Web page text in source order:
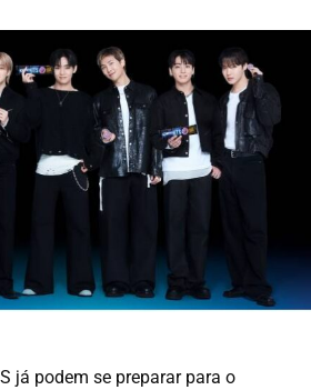
já podem se preparar para o